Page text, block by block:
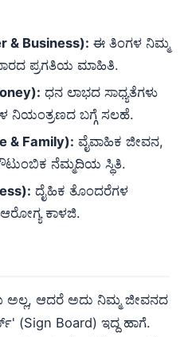
& Business): ಈ ತಿಂಗಳ ನಿಮ್ಮ
ಪ್ರಗತಿಯ ಮಾಹಿತಿ.
ಧನ ಲಾಭದ ಸಾಧ್ಯತೆಗಳು
ನಿಯಂತ್ರಣದ ಬಗ್ಗೆ ಸಲಹೆ.
& Family): ವೈವಾಹಿಕ ಜೀವನ,
ನೆಮ್ಮದಿಯ ಸ್ಥಿತಿ.
ದೈಹಿಕ ತೊಂದರೆಗಳ
ಕಾಳಜಿ.
ಆದರೆ ಅದು ನಿಮ್ಮ ಜೀವನದ
(Sign Board) ಇದ್ದ ಹಾಗೆ.